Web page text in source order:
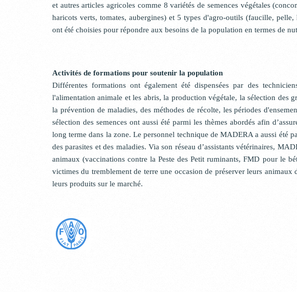
et autres articles agricoles comme 8 variétés de semences végétales
haricots verts, tomates, aubergines) et 5 types d'agro-outils (faucille,
ont été choisies pour répondre aux besoins de la population en termes de
Activités de formations pour soutenir la population
Différentes formations ont également été dispensées par des
l'alimentation animale et les abris, la production végétale, la sélection des
la prévention de maladies, des méthodes de récolte, les périodes
sélection des semences ont aussi été parmi les thèmes abordés afin
long terme dans la zone. Le personnel technique de MADERA a aussi été
des parasites et des maladies. Via son réseau d’assistants vétérinaires,
animaux (vaccinations contre la Peste des Petit ruminants, FMD pour le
victimes du tremblement de terre une occasion de préserver leurs animaux
leurs produits sur le marché.